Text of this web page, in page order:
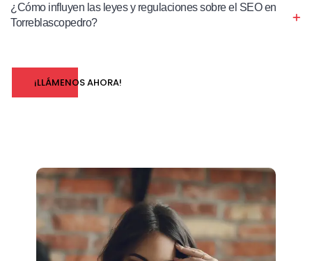
¿Cómo influyen las leyes y regulaciones sobre el SEO en
Torreblascopedro?
¡LLÁMENOS AHORA!